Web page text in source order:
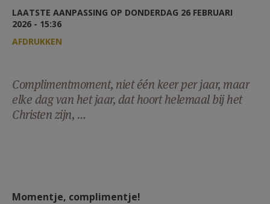
AANMELDEN OF REGISTREREN
LAATSTE AANPASSING OP DONDERDAG 26 FEBRUARI
2026 - 15:36
AFDRUKKEN
Complimentmoment, niet één keer per jaar, maar
elke dag van het jaar, dat hoort helemaal bij het
Christen zijn, …
Momentje, complimentje!